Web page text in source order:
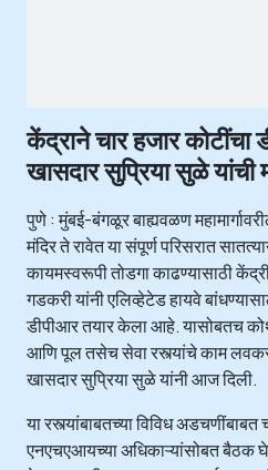
केंद्राने चार हजार कोटींचा
खासदार सुप्रिया सुळे यांची
पुणे : मुंबई-बंगळूर बाह्यवळण
मंदिर ते रावेत या संपूर्ण परिसरात
कायमस्वरूपी तोडगा काढण्यासाठी
गडकरी यांनी एलिव्हेटेड हायवे
डीपीआर तयार केला आहे. यासोबतच
आणि पूल तसेच सेवा रस्त्यांचे काम
खासदार सुप्रिया सुळे यांनी आज दिली.
या रस्त्यांबाबतच्या विविध
एनएचएआयच्या अधिकाऱ्यांसोबत बैठक